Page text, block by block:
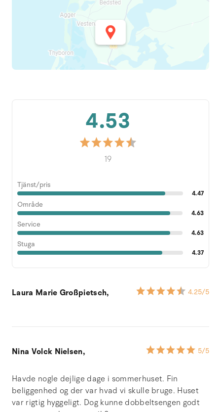
4.53
19
Tjänst/pris
4.47
Område
4.63
Service
4.63
Stuga
4.37
Laura Marie Großpietsch, 4.25/5
Nina Volck Nielsen, 5/5
Havde nogle dejlige dage i sommerhuset. Fin
beliggenhed og der var hvad vi skulle bruge. Huset
var rigtig hyggeligt. Dog kunne dobbeltsengen godt